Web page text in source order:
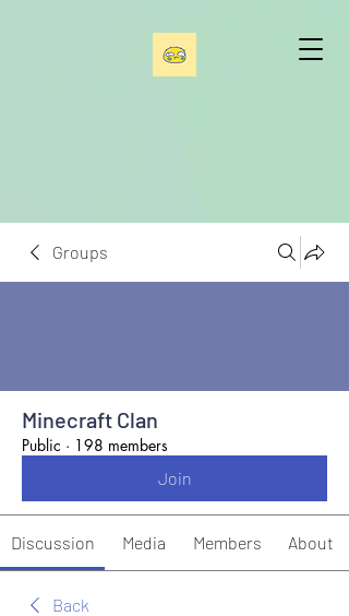
Groups
Minecraft Clan
Public · 198 members
Join
Discussion Media Members About
Back